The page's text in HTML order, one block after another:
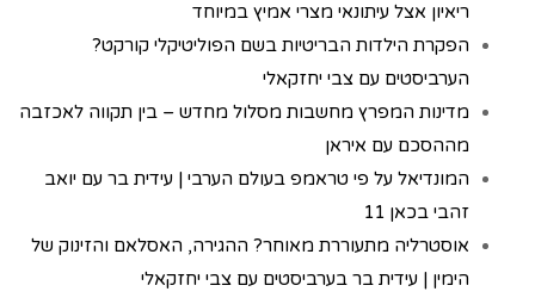
ריאיון אצל עיתונאי מצרי אמיץ במיוחד
הפקרת הילדות הבריטיות בשם הפוליטיקלי קורקט?
הערביסטים עם צבי יחזקאלי
מדינות המפרץ מחשבות מסלול מחדש – בין תקווה לאכזבה
מההסכם עם איראן
המונדיאל על פי טראמפ בעולם הערבי | עידית בר עם יואב
זהבי בכאן 11
אוסטרליה מתעוררת מאוחר? ההגירה, האסלאם והזינוק של
הימין | עידית בר בערביסטים עם צבי יחזקאלי